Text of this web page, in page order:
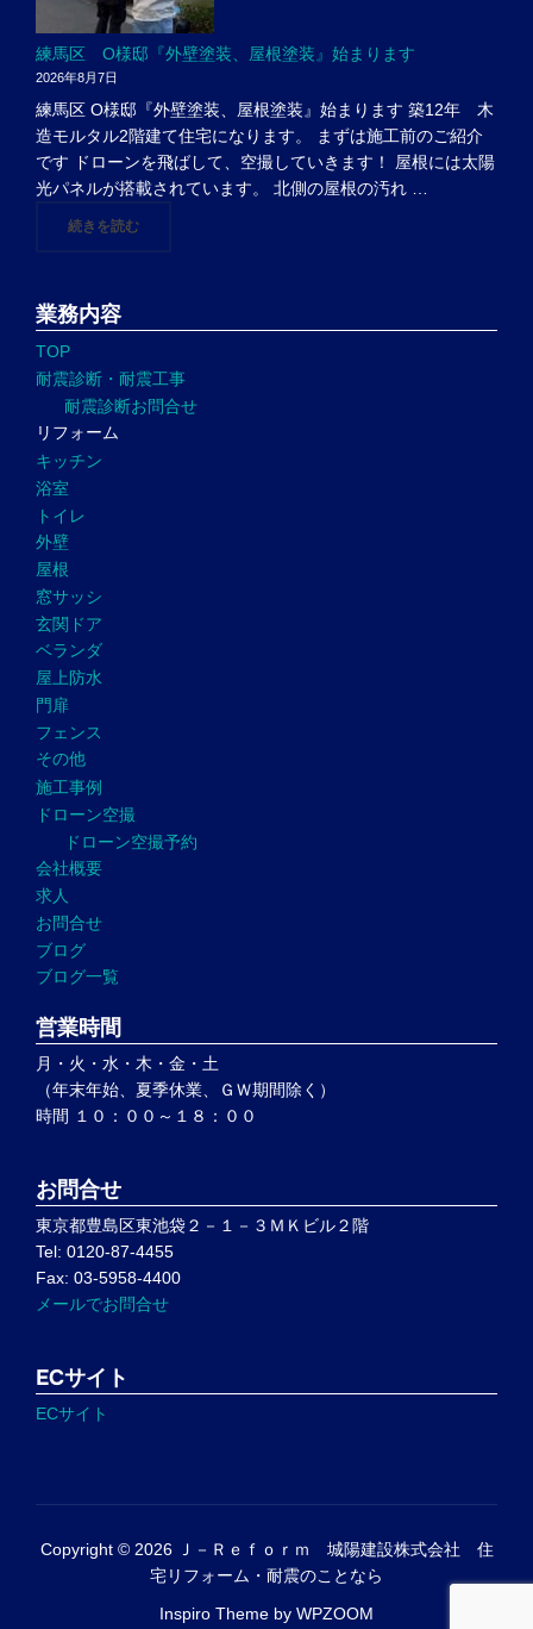
練馬区 O様邸『外壁塗装、屋根塗装』始まります
2026年8月7日
練馬区 O様邸『外壁塗装、屋根塗装』始まります 築12年 木
造モルタル2階建て住宅になります。 まずは施工前のご紹介
です ドローンを飛ばして、空撮していきます！ 屋根には太陽
光パネルが搭載されています。 北側の屋根の汚れ …
続きを読む"練馬区 O様邸『外壁塗装、屋根塗装』始まります"
業務内容
TOP
耐震診断・耐震工事
耐震診断お問合せ
リフォーム
キッチン
浴室
トイレ
外壁
屋根
窓サッシ
玄関ドア
ベランダ
屋上防水
門扉
フェンス
その他
施工事例
ドローン空撮
ドローン空撮予約
会社概要
求人
お問合せ
ブログ
ブログ一覧
営業時間
月・火・水・木・金・土
（年末年始、夏季休業、ＧＷ期間除く）
時間 １０：００～１８：００
お問合せ
東京都豊島区東池袋２－１－３ＭＫビル２階
Tel: 0120-87-4455
Fax: 03-5958-4400
メールでお問合せ
ECサイト
ECサイト
Copyright © 2026 Ｊ－Ｒｅｆｏｒｍ 城陽建設株式会社 住
宅リフォーム・耐震のことなら
Inspiro Theme by WPZOOM